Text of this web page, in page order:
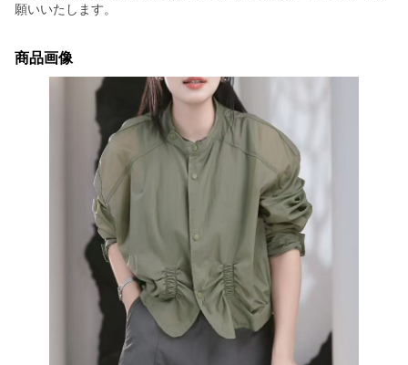
願いいたします。
商品画像